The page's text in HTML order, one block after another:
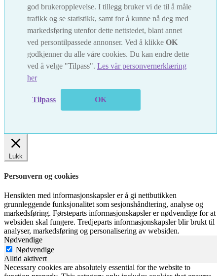
god brukeropplevelse. I tillegg bruker vi de til å måle
trafikk og se statistikk, samt for å kunne nå deg med
markedsføring utenfor dette nettstedet, blant annet
ved persontilpassede annonser. Ved å klikke OK
godkjenner du alle våre cookies. Du kan endre dette
ved å velge "Tilpass". Les vår personvernerklæring
her
Tilpass OK
Lukk
Personvern og cookies
Hensikten med informasjonskapsler er å gi nettbutikken
grunnleggende funksjonalitet som sesjonshåndtering, analyse og
markedsføring. Førsteparts informasjonskapsler er nødvendige for at
websiden skal fungere. Tredjeparts informasjonskapsler blir brukt til
analyser, markedsføring og personalisering av websiden.
Nødvendige
Nødvendige
Alltid aktivert
Necessary cookies are absolutely essential for the website to